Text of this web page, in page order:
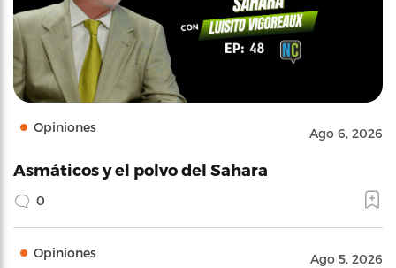
Opiniones Ago 6, 2026
Asmáticos y el polvo del Sahara
0
Opiniones Ago 5, 2026